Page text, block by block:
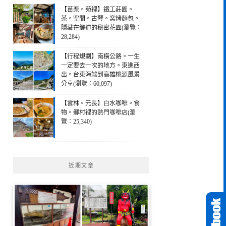
【苗栗。苑裡】鐵工莊園。
茶。空間。古琴。窯烤麵包。
隱藏在鄉道的秘密花園(瀏覽：
28,284)
【行程規劃】南橫公路。一生
一定要去一次的地方。東進西
出。台東海端到高雄桃源風景
分享(瀏覽：60,097)
【雲林。元長】白水咖啡。食
物。鄉村裡的熱門咖啡店(瀏
覽：25,340)
近期文章